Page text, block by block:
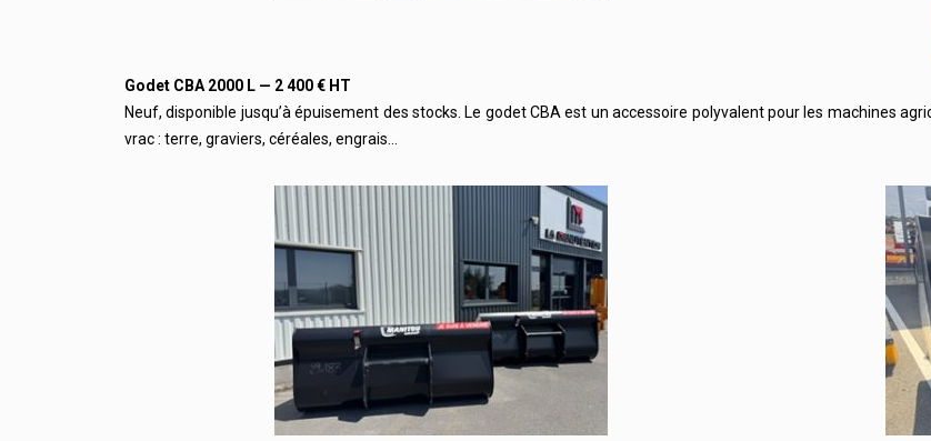
Godet CBA 2000 L — 2 400 € HT
Neuf, disponible jusqu’à épuisement des stocks. Le godet CBA est un accessoire polyvalent pour les machines
vrac : terre, graviers, céréales, engrais…